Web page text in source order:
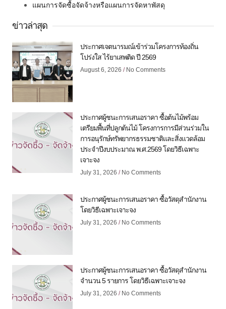
แผนการจัดซื้อจัดจ้างหรือแผนการจัดหาพัสดุ
ข่าวล่าสุด
ประกาศเจตนารมณ์เข้าร่วมโครงการท้องถิ่น
โปร่งใส ไร้ยาเสพติด ปี 2569
August 6, 2026 No Comments
ประกาศผู้ชนะการเสนอราคา ซื้อต้นไม้พร้อม
เตรียมพื้นที่ปลูกต้นไม้ โครงการการมีส่วนร่วมใน
การอนุรักษ์ทรัพยากรธรรมชาติและสิ่งแวดล้อม
ประจำปีงบประมาณ พ.ศ.2569 โดยวิธีเฉพาะ
เจาะจง
July 31, 2026 No Comments
ประกาศผู้ชนะการเสนอราคา ซื้อวัสดุสำนักงาน
โดยวิธีเฉพาะเจาะจง
July 31, 2026 No Comments
ประกาศผู้ชนะการเสนอราคา ซื้อวัสดุสำนักงาน
จำนวน 5 รายการ โดยวิธีเฉพาะเจาะจง
July 31, 2026 No Comments